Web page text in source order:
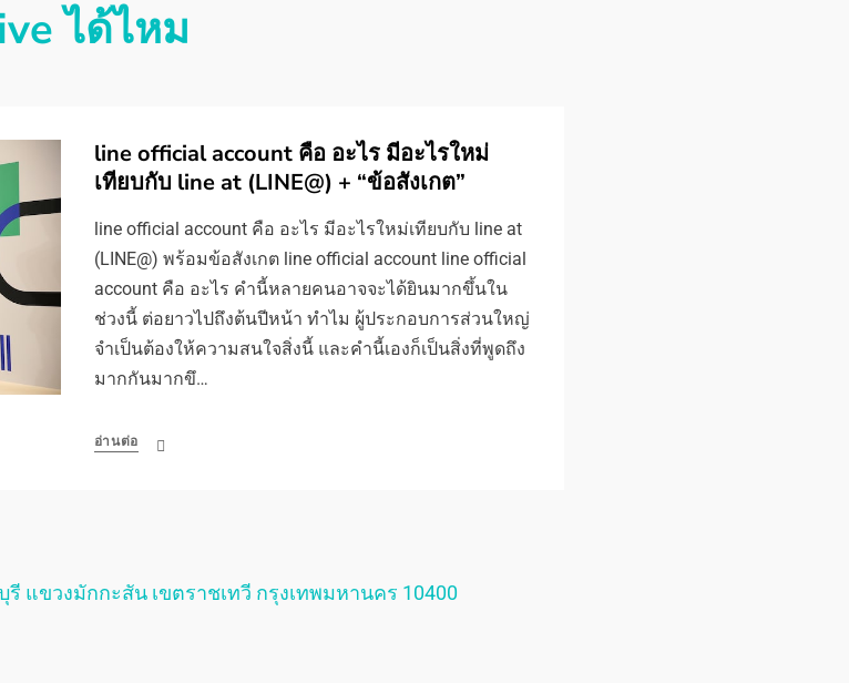
ได้ไหม
line official account คือ อะไร มีอะไรใหม่
เทียบกับ line at (LINE@) + “ข้อสังเกต”
line official account คือ อะไร มีอะไรใหม่เทียบกับ line at
(LINE@) พร้อมข้อสังเกต line official account line official
account คือ อะไร คำนี้หลายคนอาจจะได้ยินมากขึ้นใน
ช่วงนี้ ต่อยาวไปถึงต้นปีหน้า ทำไม ผู้ประกอบการส่วนใหญ่
จำเป็นต้องให้ความสนใจสิ่งนี้ และคำนี้เองก็เป็นสิ่งที่พูดถึง
มากกันมากขึ…
อ่านต่อ
รี แขวงมักกะสัน เขตราชเทวี กรุงเทพมหานคร 10400